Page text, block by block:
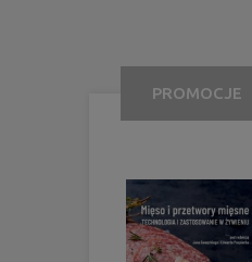
PROMOCJE